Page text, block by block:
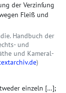
der Verzinſung
Fleiß und
Handbuch der
und
und Kameral-
)
einzeln […];